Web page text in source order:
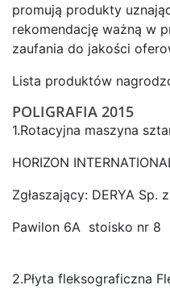
promują produkty
rekomendację ważną w
zaufania do jakości
Lista produktów
POLIGRAFIA 2015
1.Rotacyjna maszyna
HORIZON
Zgłaszający: DERYA Sp.
Pawilon 6A stoisko nr 8
2.Płyta fleksograficzna